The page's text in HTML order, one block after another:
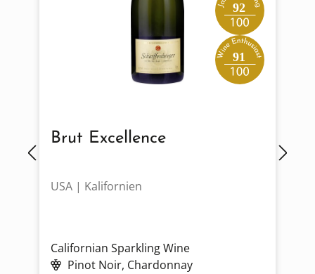
92
91
Brut Excellence
USA | Kalifornien
Californian Sparkling Wine
Pinot Noir, Chardonnay